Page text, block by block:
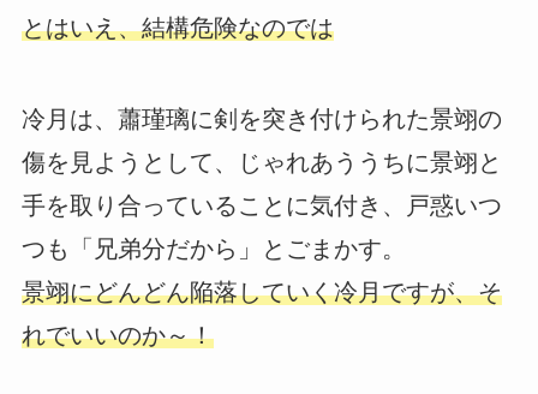
とはいえ、結構危険なのでは
冷月は、蕭瑾璃に剣を突き付けられた景翊の
傷を見ようとして、じゃれあううちに景翊と
手を取り合っていることに気付き、戸惑いつ
つも「兄弟分だから」とごまかす。
景翊にどんどん陥落していく冷月ですが、そ
れでいいのか～！